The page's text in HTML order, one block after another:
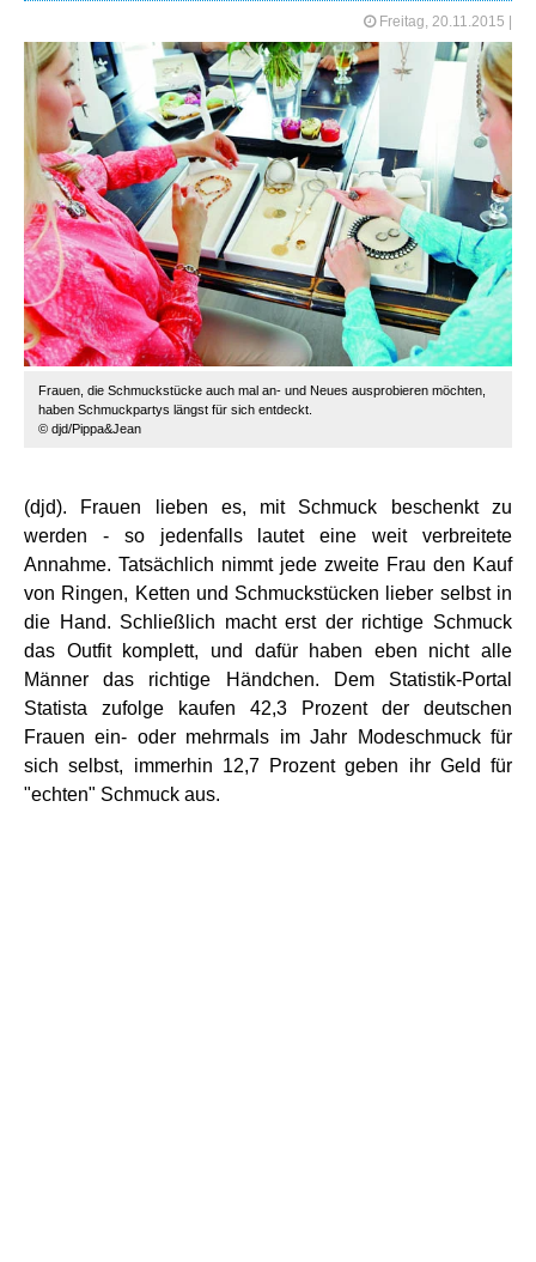
Freitag, 20.11.2015
Frauen, die Schmuckstücke auch mal an- und Neues ausprobieren möchten,
haben Schmuckpartys längst für sich entdeckt.
© djd/Pippa&Jean
(djd). Frauen lieben es, mit Schmuck beschenkt zu
werden - so jedenfalls lautet eine weit verbreitete
Annahme. Tatsächlich nimmt jede zweite Frau den Kauf
von Ringen, Ketten und Schmuckstücken lieber selbst in
die Hand. Schließlich macht erst der richtige Schmuck
das Outfit komplett, und dafür haben eben nicht alle
Männer das richtige Händchen. Dem Statistik-Portal
Statista zufolge kaufen 42,3 Prozent der deutschen
Frauen ein- oder mehrmals im Jahr Modeschmuck für
sich selbst, immerhin 12,7 Prozent geben ihr Geld für
"echten" Schmuck aus.